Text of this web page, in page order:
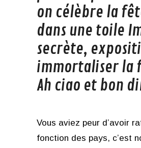
on célèbre la
dans une toile
secrète,
immortaliser la
Ah ciao et bon
Vous aviez peur d’avoir
fonction des pays, c’est